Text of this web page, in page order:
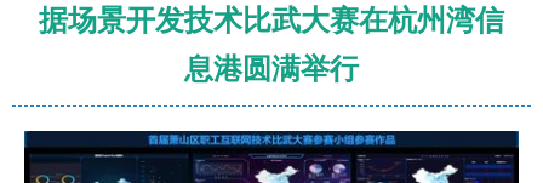
据场景开发技术比武大赛在杭州湾信
息港圆满举行